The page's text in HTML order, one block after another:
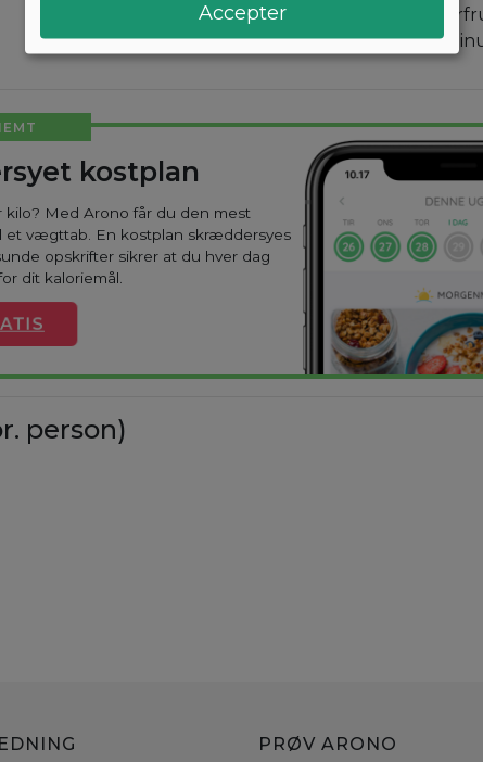
Øs blandingen i
på toppen. Bag i 30
kostplan
kilo? Med Arono får du den mest
et vægttab. En kostplan skræddersyes
opskrifter sikrer at du hver dag
dit kaloriemål.
person)
PRØV ARONO
Accepter